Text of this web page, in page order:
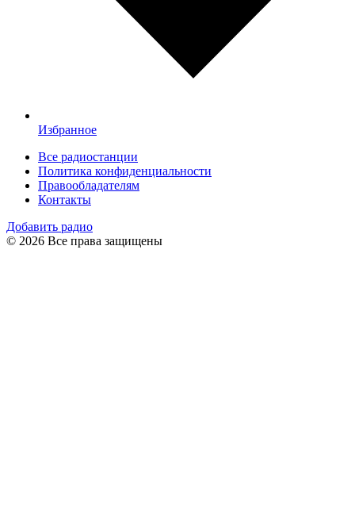
Избранное
Все радиостанции
Политика конфиденциальности
Правообладателям
Контакты
Добавить радио
© 2026 Все права защищены